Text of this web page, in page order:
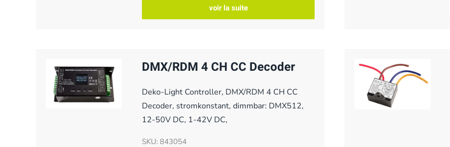
voir la suite
DMX/RDM 4 CH CC Decoder
Deko-Light Controller, DMX/RDM 4 CH CC
Decoder, stromkonstant, dimmbar: DMX512,
12-50V DC, 1-42V DC,
SKU: 843054